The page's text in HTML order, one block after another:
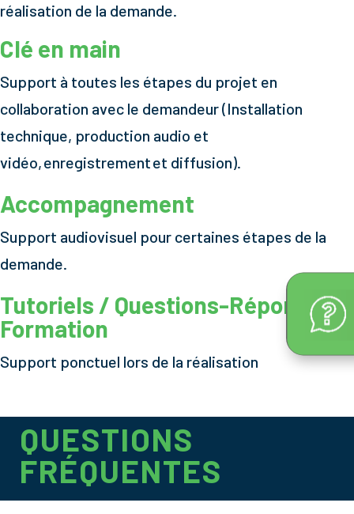
réalisation de la demande.
Clé en main
Support à toutes les étapes du projet en
collaboration avec le demandeur (Installation
technique, production audio et
vidéo, enregistrement et diffusion).
Accompagnement
Support audiovisuel pour certaines étapes de la
demande.
Tutoriels / Questions-Réponses /
Formation
Support ponctuel lors de la réalisation
QUESTIONS
FRÉQUENTES